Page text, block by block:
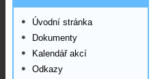
Úvodní stránka
Dokumenty
Kalendář akcí
Odkazy